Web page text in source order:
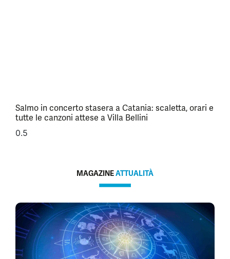
Salmo in concerto stasera a Catania: scaletta, orari e
tutte le canzoni attese a Villa Bellini
MAGAZINEATTUALITÀ